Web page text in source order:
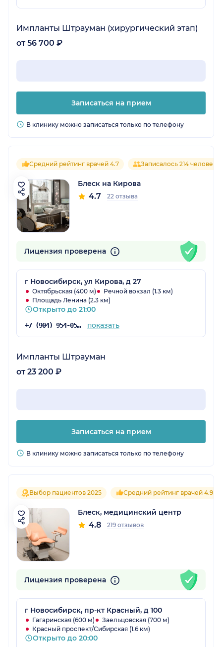
Импланты Штрауман (хирургический этап)
от 56 700 ₽
Записаться на прием
В клинику можно записаться только по телефону
Средний рейтинг врачей 4.7 Записалось 214 человек
Блеск на Кирова
4.7 22 отзыва
Лицензия проверена
г Новосибирск, ул Кирова, д 27
Октябрьская (400 м)
Речной вокзал (1.3 км)
Площадь Ленина (2.3 км)
Открыто до 21:00
+7 (904) 954-05-12 показать
Импланты Штрауман
от 23 200 ₽
Записаться на прием
В клинику можно записаться только по телефону
Выбор пациентов 2025 Средний рейтинг врачей 4.9
Блеск, медицинский центр
4.8 219 отзывов
Лицензия проверена
г Новосибирск, пр-кт Красный, д 100
Гагаринская (600 м)
Заельцовская (700 м)
Красный проспект/Сибирская (1.6 км)
Открыто до 20:00